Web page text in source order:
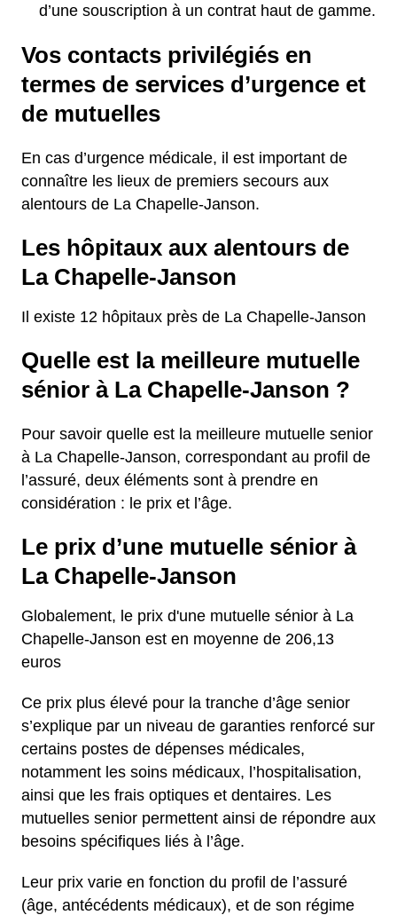
d’une souscription à un contrat haut de gamme.
Vos contacts privilégiés en
termes de services d’urgence et
de mutuelles
En cas d’urgence médicale, il est important de
connaître les lieux de premiers secours aux
alentours de La Chapelle-Janson.
Les hôpitaux aux alentours de
La Chapelle-Janson
Il existe 12 hôpitaux près de La Chapelle-Janson
Quelle est la meilleure mutuelle
sénior à La Chapelle-Janson ?
Pour savoir quelle est la meilleure mutuelle senior
à La Chapelle-Janson, correspondant au profil de
l’assuré, deux éléments sont à prendre en
considération : le prix et l’âge.
Le prix d’une mutuelle sénior à
La Chapelle-Janson
Globalement, le prix d'une mutuelle sénior à La
Chapelle-Janson est en moyenne de 206,13
euros
Ce prix plus élevé pour la tranche d’âge senior
s’explique par un niveau de garanties renforcé sur
certains postes de dépenses médicales,
notamment les soins médicaux, l’hospitalisation,
ainsi que les frais optiques et dentaires. Les
mutuelles senior permettent ainsi de répondre aux
besoins spécifiques liés à l’âge.
Leur prix varie en fonction du profil de l’assuré
(âge, antécédents médicaux), et de son régime